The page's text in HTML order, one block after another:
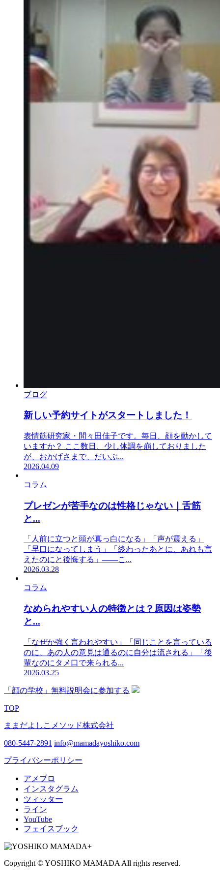
ブログ
新しい予約サイトがスタートしました！
表情筋研究家・間々田佳子です。毎日、顔を動かして
いますか？ ここ数日、少し体調を崩しておりました
が、おかげさまで、だいぶ...
2026.04.09
コラム
プレゼンが苦手なのは性格じゃない｜舌筋
と...
「人前に立つと頭が真っ白になる」「声が震える」
「早口になってしまう」「終わったあとに、あれも言
えたのにと後悔する」——こ...
2026.03.28
コラム
なめられやすい人の特徴とは？原因は姿勢
と...
「なぜか強く言われやすい」「同じことを言っている
のに、あの人の意見は通るのに自分は流される」「後
輩なのにタメ口で来られる...
2026.03.25
「顔の学校」無料説明会に参加する
TOP
ままだよしこメソッド株式会社
080-5447-2891 info@mamadayoshiko.com
プライバシーポリシー
アメブロ
インスタグラム
ツィッター
ライン
YouTube
フェイスブック
Copyright © YOSHIKO MAMADA All rights reserved.